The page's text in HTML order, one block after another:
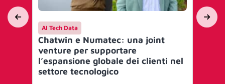
AI Tech Data
Chatwin e Numatec: una joint
venture per supportare
l’espansione globale dei clienti nel
settore tecnologico